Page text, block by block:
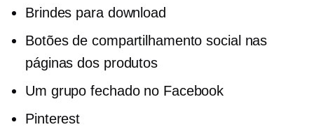
Brindes para download
Botões de compartilhamento social nas
páginas dos produtos
Um grupo fechado no Facebook
Pinterest